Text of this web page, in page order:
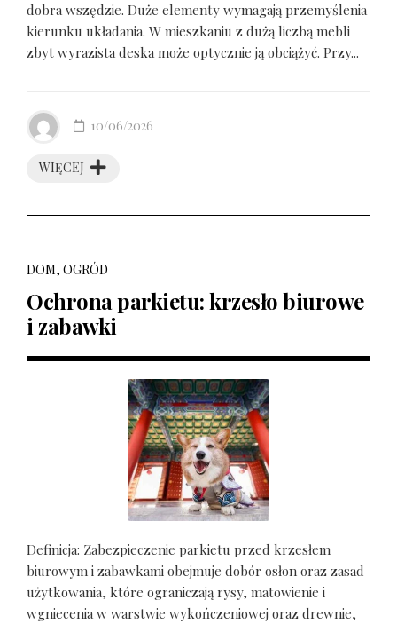
dobra wszędzie. Duże elementy wymagają przemyślenia
kierunku układania. W mieszkaniu z dużą liczbą mebli
zbyt wyrazista deska może optycznie ją obciążyć. Przy...
WIĘCEJ
10/06/2026
DOM, OGRÓD
Ochrona parkietu: krzesło biurowe
i zabawki
Definicja: Zabezpieczenie parkietu przed krzesłem
biurowym i zabawkami obejmuje dobór osłon oraz zasad
użytkowania, które ograniczają rysy, matowienie i
wgniecenia w warstwie wykończeniowej oraz drewnie,